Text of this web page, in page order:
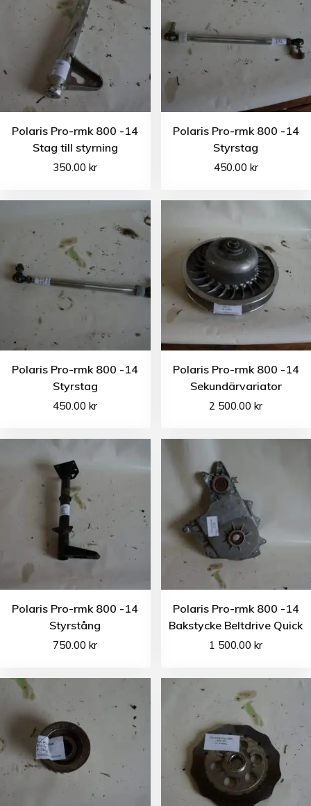
Polaris Pro-rmk 800 -14
Stag till styrning
350.00kr
Polaris Pro-rmk 800 -14
Styrstag
450.00 kr
Polaris Pro-rmk 800 -14
Styrstag
450.00kr
Polaris Pro-rmk 800 -14
Sekundärvariator
2 500.00kr
Polaris Pro-rmk 800 -14
Styrstång
750.00kr
Polaris Pro-rmk 800 -14
Bakstycke Beltdrive Quick
1 500.00kr